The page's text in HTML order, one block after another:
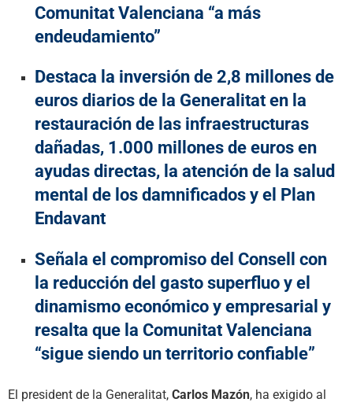
Comunitat Valenciana “a más
endeudamiento”
Destaca la inversión de 2,8 millones de
euros diarios de la Generalitat en la
restauración de las infraestructuras
dañadas, 1.000 millones de euros en
ayudas directas, la atención de la salud
mental de los damnificados y el Plan
Endavant
Señala el compromiso del Consell con
la reducción del gasto superfluo y el
dinamismo económico y empresarial y
resalta que la Comunitat Valenciana
“sigue siendo un territorio confiable”
El president de la Generalitat, Carlos Mazón, ha exigido al